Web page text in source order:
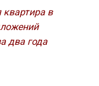
в
два года